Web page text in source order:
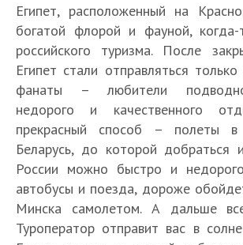
Египет, расположенный на
богатой флорой и фауной,
российского туризма. После
Египет стали отправляться
фанаты – любители
недорого и качественного
прекрасный способ – полеты в
Беларусь, до которой добраться
России можно быстро и
автобусы и поезда, дороже
Минска самолетом. А дальше
Туроператор отправит вас в